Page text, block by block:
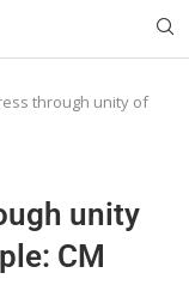
through unity of
unity
CM